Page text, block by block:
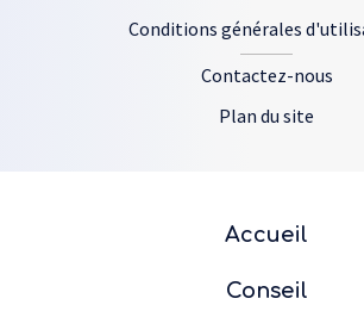
Conditions générales
Contactez-nous
Plan du site
Accueil
Conseil